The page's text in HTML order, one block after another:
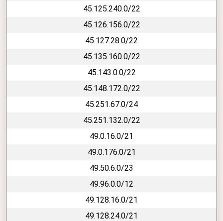
45.125.240.0/22
45.126.156.0/22
45.127.28.0/22
45.135.160.0/22
45.143.0.0/22
45.148.172.0/22
45.251.67.0/24
45.251.132.0/22
49.0.16.0/21
49.0.176.0/21
49.50.6.0/23
49.96.0.0/12
49.128.16.0/21
49.128.24.0/21